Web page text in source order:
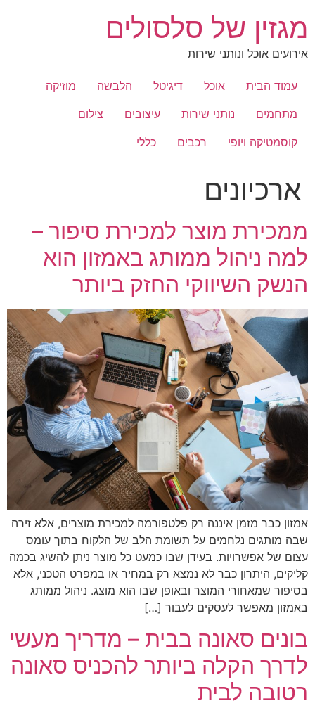
לתוכן
מגזין של סלסולים
אירועים אוכל ונותני שירות
עמוד הבית אוכל דיגיטל הלבשה
מוזיקה
מתחמים
נותני שירות עיצובים
צילום
קוסמטיקה ויופי
רכבים כללי
ארכיונים
ממכירת מוצר למכירת סיפור –
למה ניהול ממותג באמזון הוא
הנשק השיווקי החזק ביותר
אמזון כבר מזמן איננה רק פלטפורמה למכירת מוצרים, אלא זירה
שבה מותגים נלחמים על תשומת הלב של הלקוח בתוך עומס
עצום של אפשרויות. בעידן שבו כמעט כל מוצר ניתן להשיג בכמה
קליקים, היתרון כבר לא נמצא רק במחיר או במפרט הטכני, אלא
בסיפור שמאחורי המוצר ובאופן שבו הוא מוצג. ניהול ממותג
באמזון מאפשר לעסקים לעבור […]
בונים סאונה בבית – מדריך מעשי
לדרך הקלה ביותר להכניס סאונה
רטובה לבית